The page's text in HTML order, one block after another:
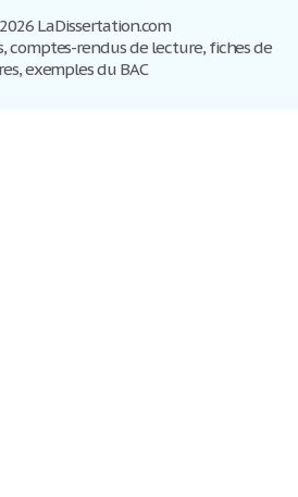
LaDissertation.com
comptes-rendus de lecture, fiches de
exemples du BAC